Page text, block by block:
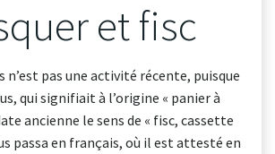
et fisc
n’est pas une activité récente, puisque
qui signifiait à l’origine « panier à
ancienne le sens de « fisc, cassette
passa en français, où il est attesté en